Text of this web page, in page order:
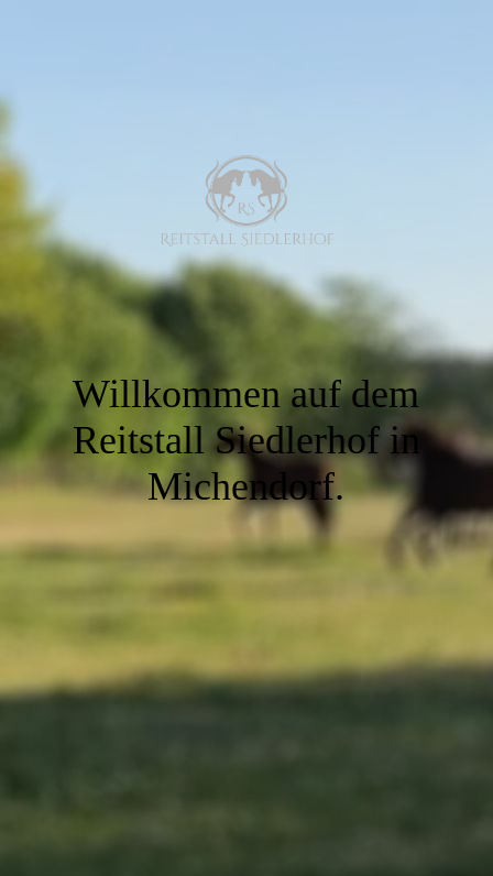
Willkommen auf dem
Reitstall Siedlerhof in
Michendorf.